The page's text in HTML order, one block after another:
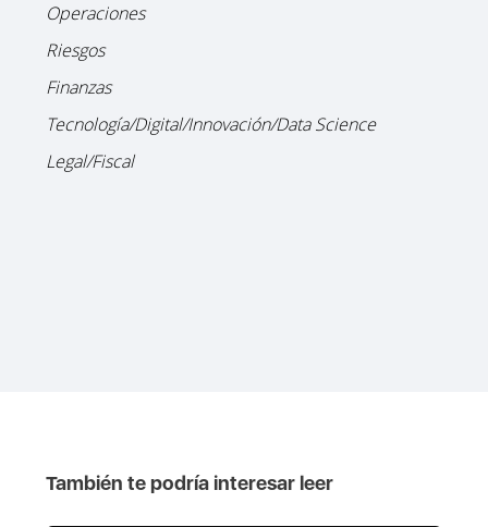
Operaciones
Riesgos
Finanzas
Tecnología/Digital/Innovación/Data Science
Legal/Fiscal
También te podría interesar leer